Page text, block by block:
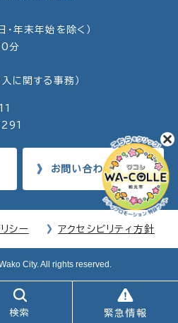
検索 緊急情報
年末年始を除く）
分
に関する事務）
お問い合わせ
シー アクセシビリティ方針
City. All rights reserved.